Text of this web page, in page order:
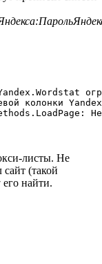
колонки
листы. Не
(такой
найти.